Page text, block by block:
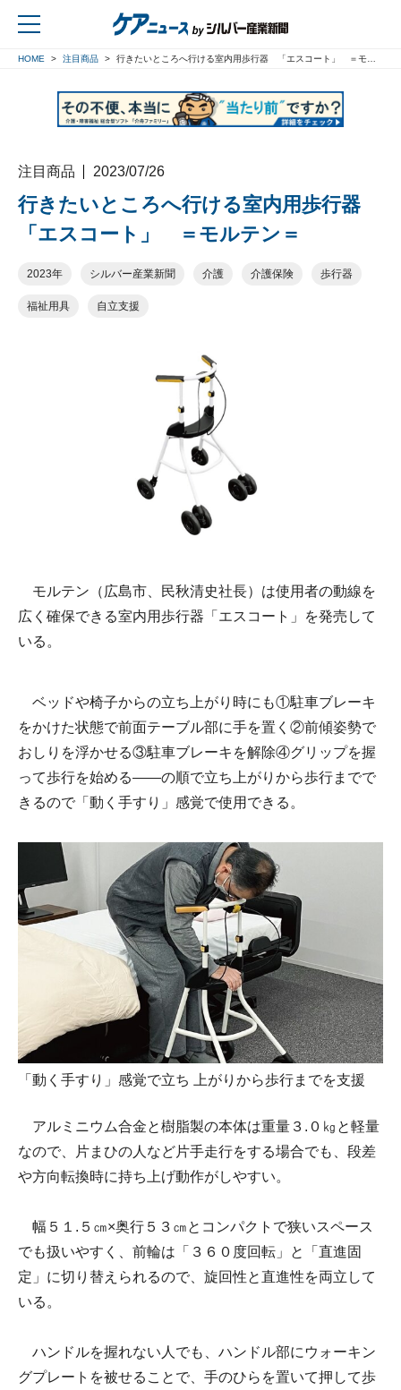
HOME 注目商品 行きたいところへ行ける室内用歩行器 「エスコート」 ＝モルテン＝
注目商品 2023/07/26
行きたいところへ行ける室内用歩行器
「エスコート」 ＝モルテン＝
2023年 シルバー産業新聞 介護 介護保険 歩行器
福祉用具 自立支援
モルテン（広島市、民秋清史社長）は使用者の動線を
広く確保できる室内用歩行器「エスコート」を発売して
いる。
ベッドや椅子からの立ち上がり時にも①駐車ブレーキ
をかけた状態で前面テーブル部に手を置く②前傾姿勢で
おしりを浮かせる③駐車ブレーキを解除④グリップを握
って歩行を始める――の順で立ち上がりから歩行までで
きるので「動く手すり」感覚で使用できる。
「動く手すり」感覚で立ち 上がりから歩行までを支援
アルミニウム合金と樹脂製の本体は重量３.０㎏と軽量
なので、片まひの人など片手走行をする場合でも、段差
や方向転換時に持ち上げ動作がしやすい。
幅５１.５㎝×奥行５３㎝とコンパクトで狭いスペース
でも扱いやすく、前輪は「３６０度回転」と「直進固
定」に切り替えられるので、旋回性と直進性を両立して
いる。
ハンドルを握れない人でも、ハンドル部にウォーキン
グプレートを被せることで、手のひらを置いて押して歩